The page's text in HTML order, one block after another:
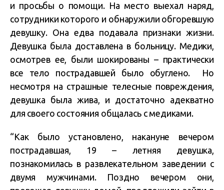
и просьбы о помощи. На место выехал наряд,
сотрудники которого и обнаружили обгоревшую
девушку. Она едва подавала признаки жизни.
Девушка была доставлена ​​в больницу. Медики,
осмотрев ее, были шокированы – практически
все тело пострадавшей было обуглено. Но
несмотря на страшные телесные повреждения,
девушка была жива, и достаточно адекватно
для своего состояния общалась с медиками.
“Как было установлено, накануне вечером
пострадавшая, 19 – летняя девушка,
познакомилась в развлекательном заведении с
двумя мужчинами. Поздно вечером они,